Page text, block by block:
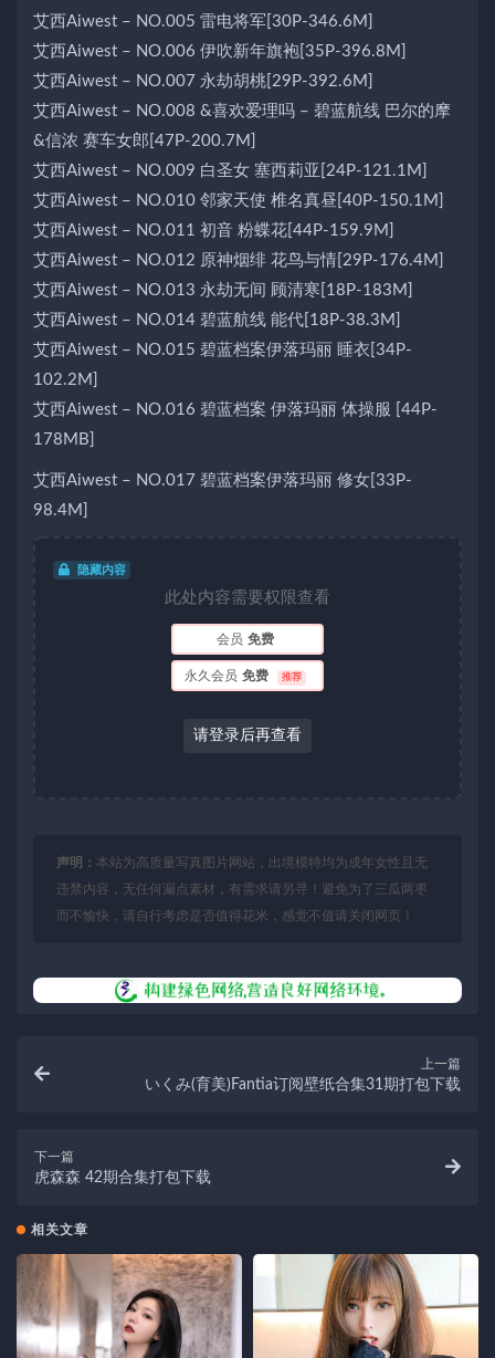
艾西Aiwest – NO.005 雷电将军[30P-346.6M]
艾西Aiwest – NO.006 伊吹新年旗袍[35P-396.8M]
艾西Aiwest – NO.007 永劫胡桃[29P-392.6M]
艾西Aiwest – NO.008 &喜欢爱理吗 – 碧蓝航线 巴尔的摩
&信浓 赛车女郎[47P-200.7M]
艾西Aiwest – NO.009 白圣女 塞西莉亚[24P-121.1M]
艾西Aiwest – NO.010 邻家天使 椎名真昼[40P-150.1M]
艾西Aiwest – NO.011 初音 粉蝶花[44P-159.9M]
艾西Aiwest – NO.012 原神烟绯 花鸟与情[29P-176.4M]
艾西Aiwest – NO.013 永劫无间 顾清寒[18P-183M]
艾西Aiwest – NO.014 碧蓝航线 能代[18P-38.3M]
艾西Aiwest – NO.015 碧蓝档案伊落玛丽 睡衣[34P-
102.2M]
艾西Aiwest – NO.016 碧蓝档案 伊落玛丽 体操服 [44P-
178MB]
艾西Aiwest – NO.017 碧蓝档案伊落玛丽 修女[33P-
98.4M]
隐藏内容
此处内容需要权限查看
会员 免费
永久会员 免费 推荐
请登录后再查看
声明： 本站为高质量写真图片网站，出境模特均为成年女性且无
违禁内容，无任何漏点素材，有需求请另寻！避免为了三瓜两枣
而不愉快，请自行考虑是否值得花米，感觉不值请关闭网页！
上一篇
いくみ(育美)Fantia订阅壁纸合集31期打包下载
下一篇
虎森森 42期合集打包下载
相关文章